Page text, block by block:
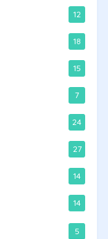
12
18
15
7
24
27
14
14
5